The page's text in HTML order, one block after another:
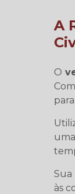
A
O
Sua
às